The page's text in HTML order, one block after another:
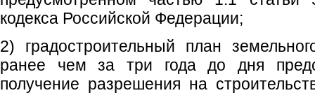
кодекса Российской Федерации;
2) градостроительный план
ранее чем за три года до дня
получение разрешения на